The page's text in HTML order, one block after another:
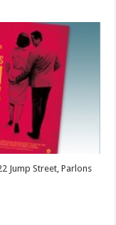
Jump Street, Parlons